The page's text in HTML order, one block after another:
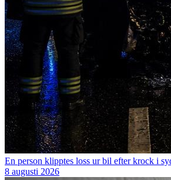
En person klipptes loss ur bil efter krock i
8 augusti 2026